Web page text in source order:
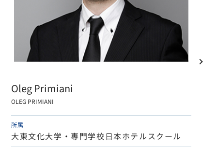
Oleg Primiani
OLEG PRIMIANI
所属
大東文化大学・専門学校日本ホテルスクール